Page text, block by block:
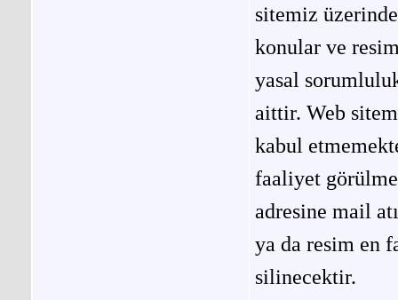
sitemiz
konular ve
yasal
aittir. Web
kabul
faaliyet
adresine mail
ya da resim en
silinecektir.